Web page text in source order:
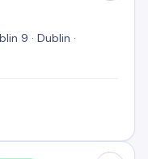
9 · Dublin ·